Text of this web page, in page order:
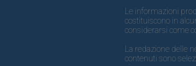
Le informazioni
costituiscono in
considerarsi come
La redazione delle
contenuti sono